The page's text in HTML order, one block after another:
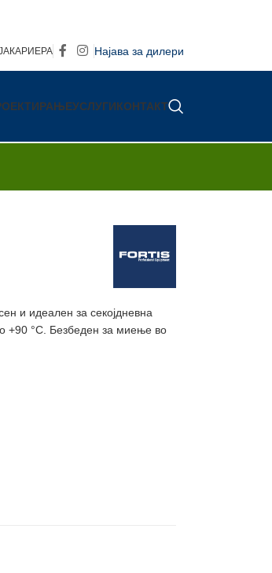
КАРИЕРА Најава за дилери
УСЛУГИКОНТАКТ
и идеален за секојдневна
+90 °C. Безбеден за миење во